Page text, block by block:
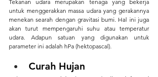
Tekanan udara merupakan tenaga yang bekerja
untuk menggerakkan massa udara yang gerakannya
menekan searah dengan gravitasi bumi. Hal ini juga
akan turut mempengaruhi suhu atau temperatur
udara. Adapun satuan yang digunakan untuk
parameter ini adalah hPa (hektopascal).
Curah Hujan